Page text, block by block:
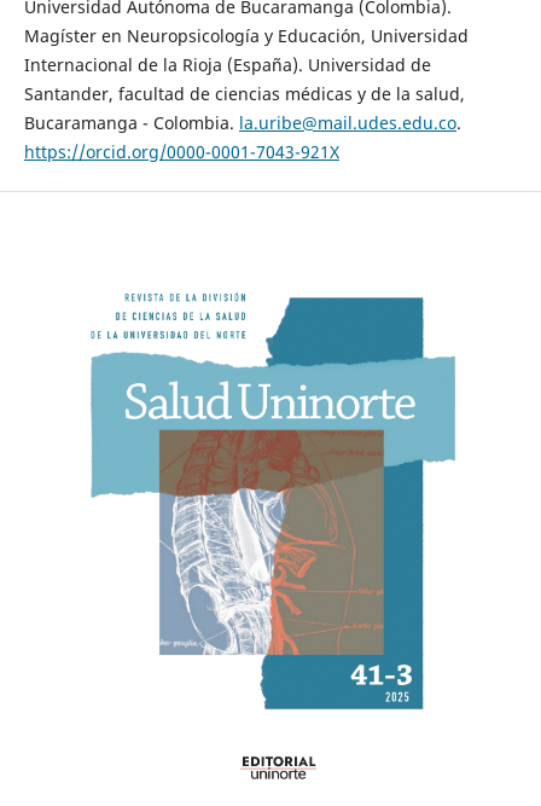
Universidad Autónoma de Bucaramanga (Colombia).
Magíster en Neuropsicología y Educación, Universidad
Internacional de la Rioja (España). Universidad de
Santander, facultad de ciencias médicas y de la salud,
Bucaramanga - Colombia. la.uribe@mail.udes.edu.co.
https://orcid.org/0000-0001-7043-921X